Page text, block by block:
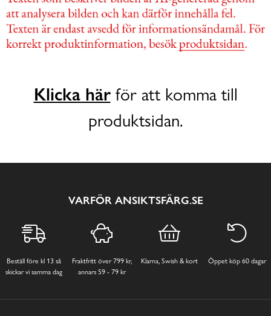
Klicka härför att komma till
produktsidan.
VARFÖR ANSIKTSFÄRG.SE
Beställ före kl 13 så
skickar vi samma dag
Fraktfritt över 799 kr,
annars 59 - 79 kr
Klarna, Swish & kort Öppet köp 60 dagar